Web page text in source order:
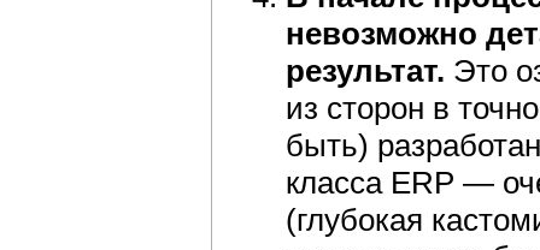
невозможно
результат. Это
из сторон в
быть)
класса ERP —
(глубокая